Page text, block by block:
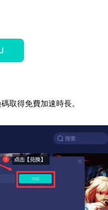
取得免費加速時長。